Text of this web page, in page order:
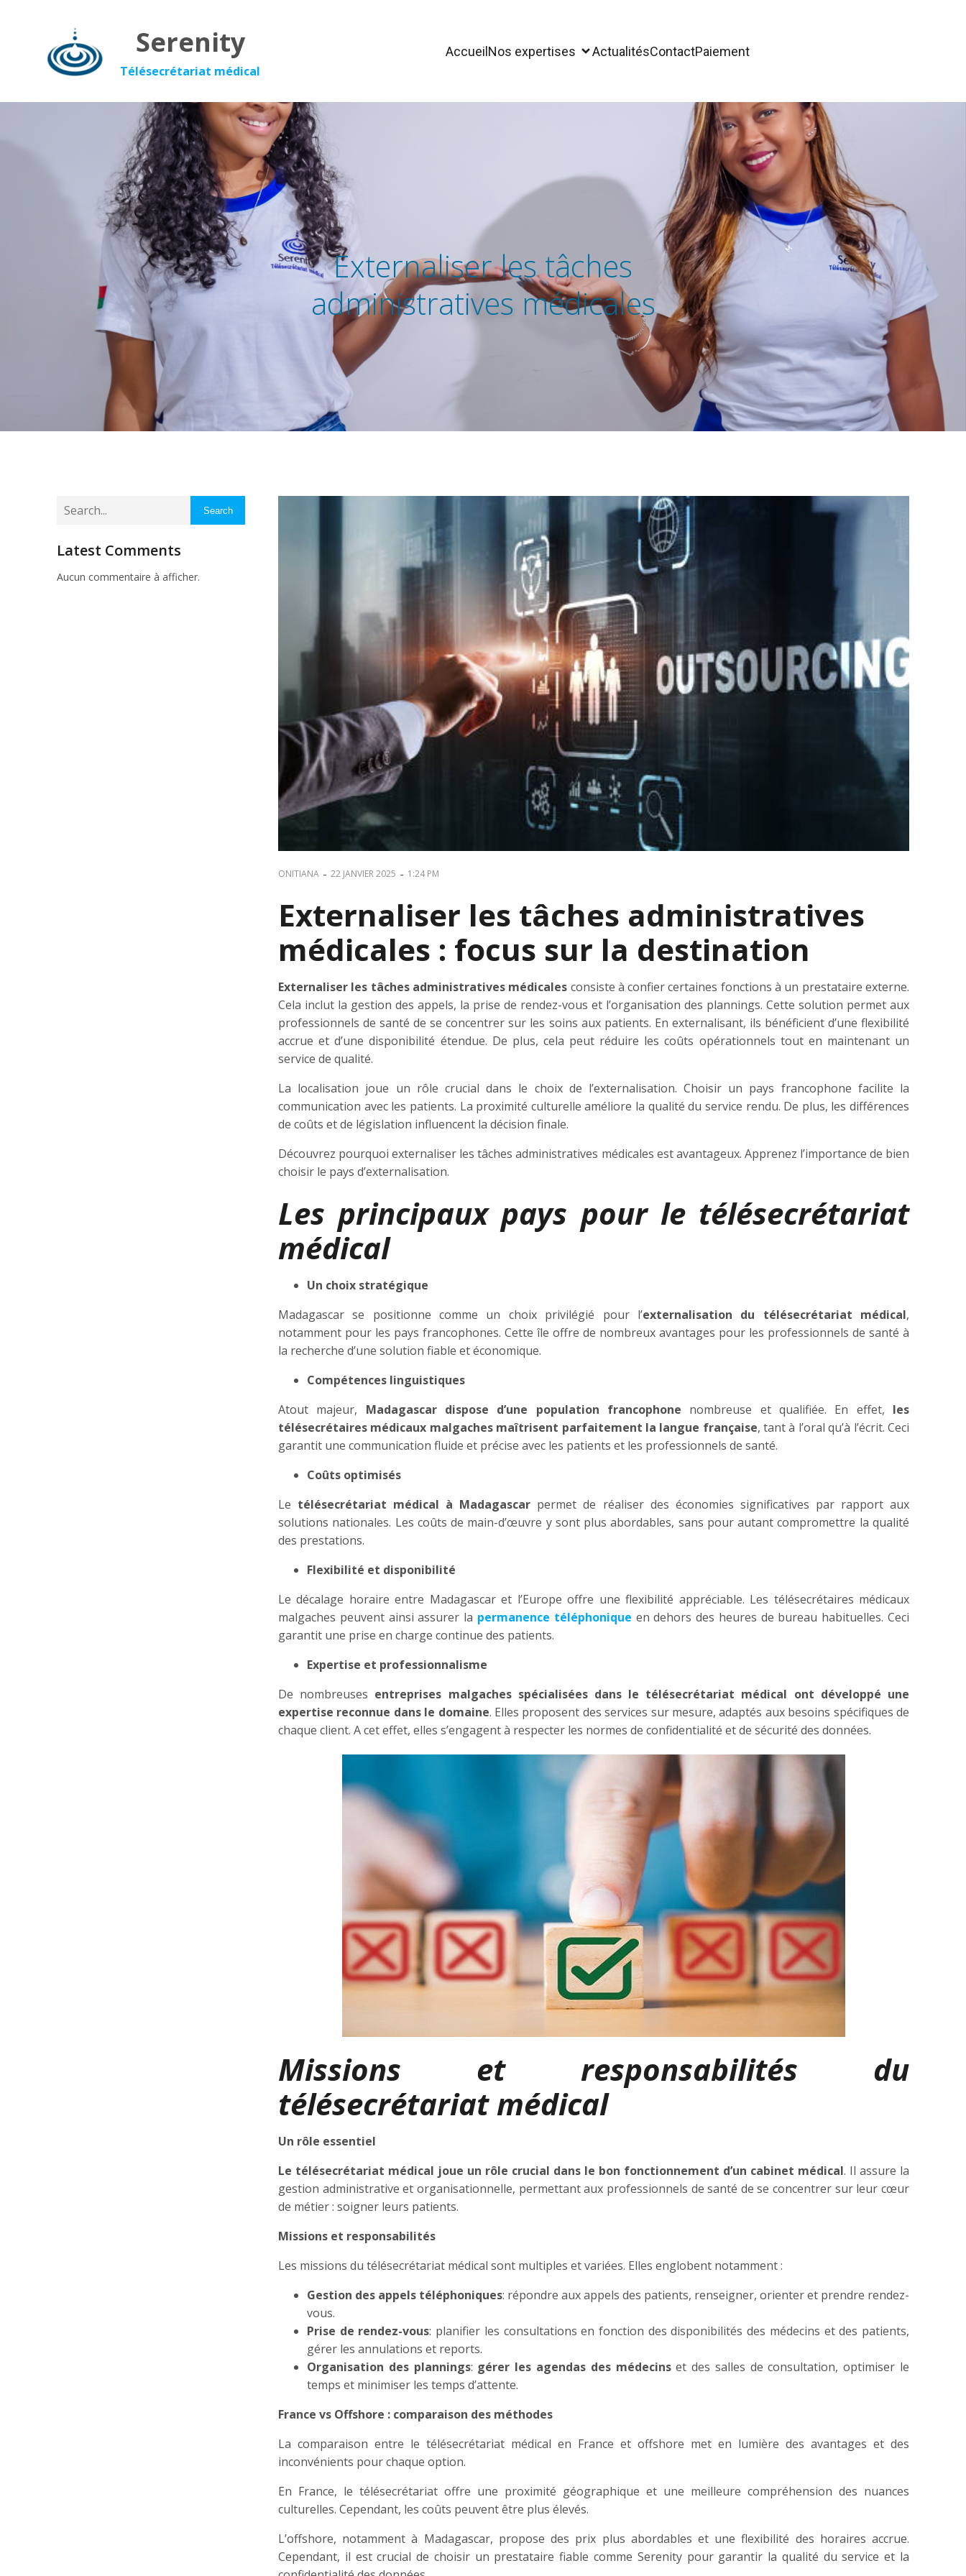
Serenity
Télésecrétariat médical
AccueilNos expertises ActualitésContactPaiement
Externaliser les tâches
administratives médicales
Search
Latest Comments
Aucun commentaire à afficher.
ONITIANA - 22 JANVIER 2025 - 1:24 PM
Externaliser les tâches administratives
médicales : focus sur la destination
Externaliser les tâches administratives médicales consiste à confier certaines fonctions à un prestataire externe.
Cela inclut la gestion des appels, la prise de rendez-vous et l’organisation des plannings. Cette solution permet aux
professionnels de santé de se concentrer sur les soins aux patients. En externalisant, ils bénéficient d’une flexibilité
accrue et d’une disponibilité étendue. De plus, cela peut réduire les coûts opérationnels tout en maintenant un
service de qualité.
La localisation joue un rôle crucial dans le choix de l’externalisation. Choisir un pays francophone facilite la
communication avec les patients. La proximité culturelle améliore la qualité du service rendu. De plus, les différences
de coûts et de législation influencent la décision finale.
Découvrez pourquoi externaliser les tâches administratives médicales est avantageux. Apprenez l’importance de bien
choisir le pays d’externalisation.
Les principaux pays pour le télésecrétariat
médical
Un choix stratégique
Madagascar se positionne comme un choix privilégié pour l’externalisation du télésecrétariat médical,
notamment pour les pays francophones. Cette île offre de nombreux avantages pour les professionnels de santé à
la recherche d’une solution fiable et économique.
Compétences linguistiques
Atout majeur, Madagascar dispose d’une population francophone nombreuse et qualifiée. En effet, les
télésecrétaires médicaux malgaches maîtrisent parfaitement la langue française, tant à l’oral qu’à l’écrit. Ceci
garantit une communication fluide et précise avec les patients et les professionnels de santé.
Coûts optimisés
Le télésecrétariat médical à Madagascar permet de réaliser des économies significatives par rapport aux
solutions nationales. Les coûts de main-d’œuvre y sont plus abordables, sans pour autant compromettre la qualité
des prestations.
Flexibilité et disponibilité
Le décalage horaire entre Madagascar et l’Europe offre une flexibilité appréciable. Les télésecrétaires médicaux
malgaches peuvent ainsi assurer la permanence téléphonique en dehors des heures de bureau habituelles. Ceci
garantit une prise en charge continue des patients.
Expertise et professionnalisme
De nombreuses entreprises malgaches spécialisées dans le télésecrétariat médical ont développé une
expertise reconnue dans le domaine. Elles proposent des services sur mesure, adaptés aux besoins spécifiques de
chaque client. A cet effet, elles s’engagent à respecter les normes de confidentialité et de sécurité des données.
Missions et responsabilités du
télésecrétariat médical
Un rôle essentiel
Le télésecrétariat médical joue un rôle crucial dans le bon fonctionnement d’un cabinet médical. Il assure la
gestion administrative et organisationnelle, permettant aux professionnels de santé de se concentrer sur leur cœur
de métier : soigner leurs patients.
Missions et responsabilités
Les missions du télésecrétariat médical sont multiples et variées. Elles englobent notamment :
Gestion des appels téléphoniques: répondre aux appels des patients, renseigner, orienter et prendre rendez-
vous.
Prise de rendez-vous: planifier les consultations en fonction des disponibilités des médecins et des patients,
gérer les annulations et reports.
Organisation des plannings: gérer les agendas des médecinset des salles de consultation, optimiser le
temps et minimiser les temps d’attente.
France vs Offshore : comparaison des méthodes
La comparaison entre le télésecrétariat médical en France et offshore met en lumière des avantages et des
inconvénients pour chaque option.
En France, le télésecrétariat offre une proximité géographique et une meilleure compréhension des nuances
culturelles. Cependant, les coûts peuvent être plus élevés.
L’offshore, notamment à Madagascar, propose des prix plus abordables et une flexibilité des horaires accrue.
Cependant, il est crucial de choisir un prestataire fiable comme Serenity pour garantir la qualité du service et la